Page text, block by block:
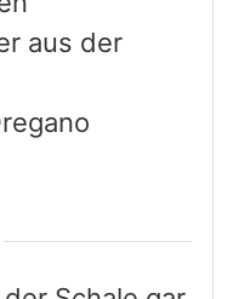
aus der